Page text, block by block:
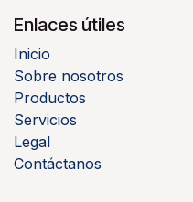
Enlaces útiles
Inicio
Sobre nosotros
Productos
Servicios
Legal
Contáctanos